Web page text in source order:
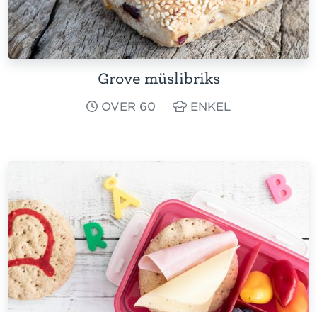
Grove müslibriks
OVER 60 ENKEL